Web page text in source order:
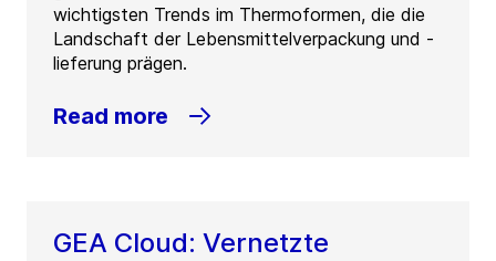
wichtigsten Trends im Thermoformen, die die
Landschaft der Lebensmittelverpackung und -
lieferung prägen.
Read more
GEA Cloud: Vernetzte